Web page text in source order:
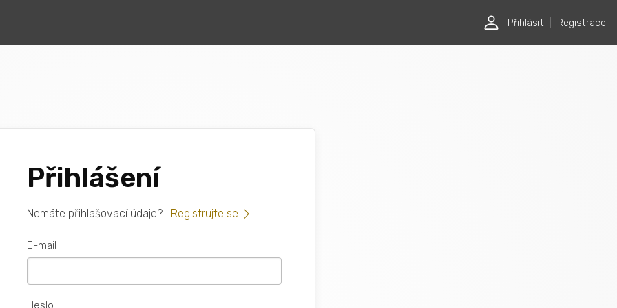
Přihlásit Registrace
Přihlášení
Nemáte přihlašovací údaje? Registrujte se
E-mail
Heslo